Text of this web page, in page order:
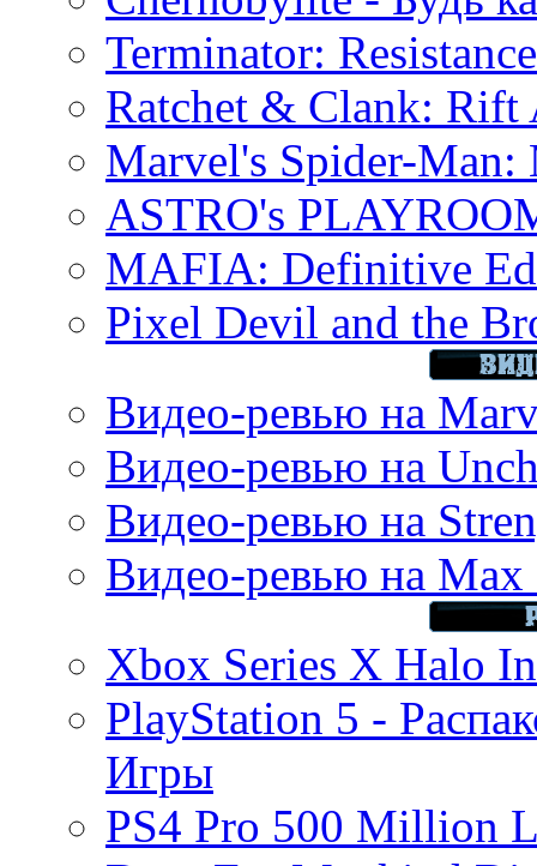
Terminator:
Ratchet & Clank: Rift
Marvel's Spider-Man:
ASTRO's
MAFIA: Definitive
Pixel Devil and the
Видео-ревью на
Видео-ревью на
Видео-ревью на
Видео-ревью на Max
Xbox Series X Halo
PlayStation 5 -
Игры
PS4 Pro 500 Million